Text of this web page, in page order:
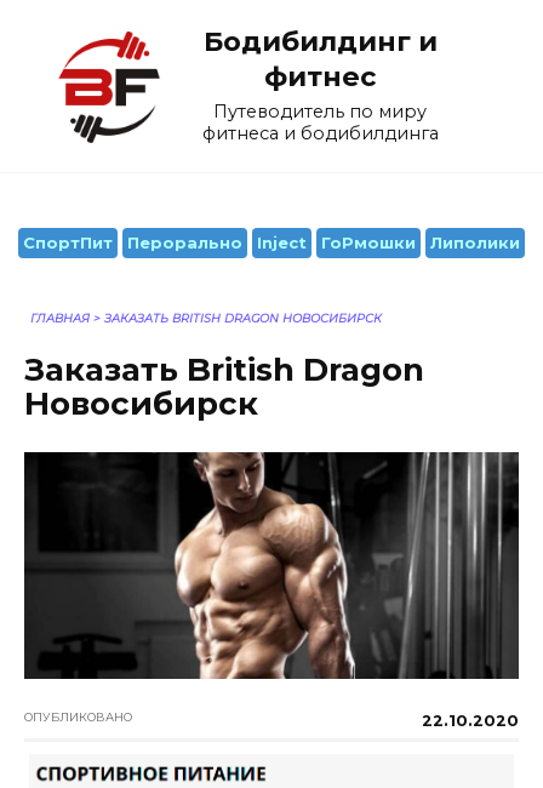
содержанию
Бодибилдинг и
фитнес
Путеводитель по миру
фитнеса и бодибилдинга
СпортПит Перорально Inject ГоРмошки Липолики
ГЛАВНАЯ > ЗАКАЗАТЬ BRITISH DRAGON НОВОСИБИРСК
Заказать British Dragon
Новосибирск
ОПУБЛИКОВАНО 22.10.2020